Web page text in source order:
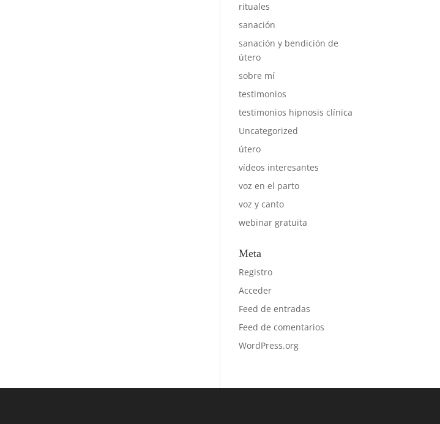
rituales
sanación
sanación y bendición de
útero
sobre mí
testimonios
testimonios hipnosis clínica
Uncategorized
útero
vídeos interesantes
voz en el parto
voz y canto
webinar gratuita
Meta
Registro
Acceder
Feed de entradas
Feed de comentarios
WordPress.org